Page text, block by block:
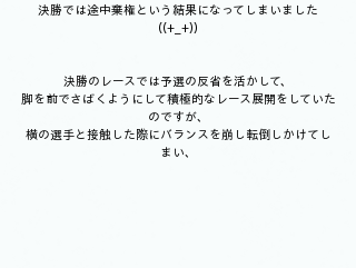
決勝では途中棄権という結果になってしまいました
((+_+))
決勝のレースでは予選の反省を活かして、
脚を前でさばくようにして積極的なレース展開をしていた
のですが、
横の選手と接触した際にバランスを崩し転倒しかけてし
まい、